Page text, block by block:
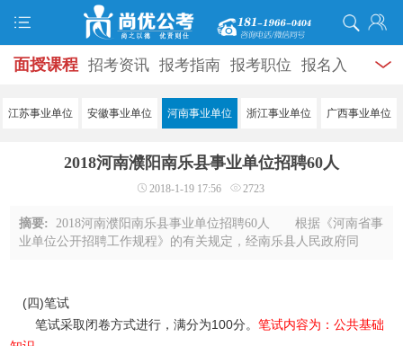
面授课程 招考资讯 报考指南 报考职位 报名入
口 打准考证 成绩查询 面试公告 录用公示 辅导
学员风采 名师团队
服务信息
江苏事业单位 安徽事业单位 河南事业单位 浙江事业单位 广西事业单位
2018河南濮阳南乐县事业单位招聘60人
2018-1-19 17:56 2723
摘要:2018河南濮阳南乐县事业单位招聘60人 根据《河南省事
业单位公开招聘工作规程》的有关规定，经南乐县人民政府同
(四)笔试
笔试采取闭卷方式进行，满分为100分。笔试内容为：公共基础